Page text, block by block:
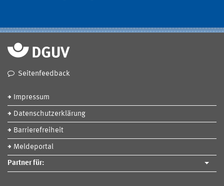
Seitenfeedback
Impressum
Datenschutzerklärung
Barrierefreiheit
Meldeportal
Partner für: